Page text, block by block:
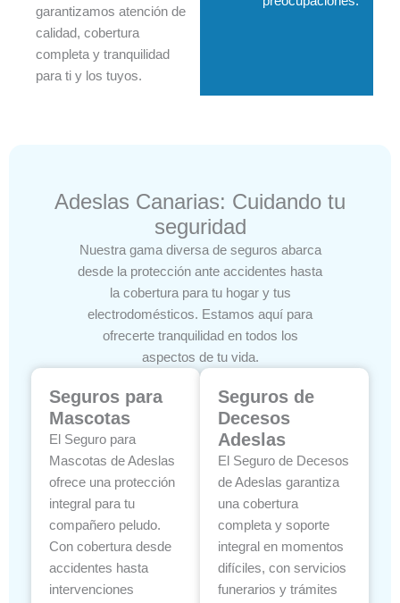
garantizamos atención de
calidad, cobertura
completa y tranquilidad
para ti y los tuyos.
Adeslas Canarias: Cuidando tu
seguridad
Nuestra gama diversa de seguros abarca
desde la protección ante accidentes hasta
la cobertura para tu hogar y tus
electrodomésticos. Estamos aquí para
ofrecerte tranquilidad en todos los
aspectos de tu vida.
Seguros para
Mascotas
El Seguro para
Mascotas de Adeslas
ofrece una protección
integral para tu
compañero peludo.
Con cobertura desde
accidentes hasta
intervenciones
Seguros de
Decesos
Adeslas
El Seguro de Decesos
de Adeslas garantiza
una cobertura
completa y soporte
integral en momentos
difíciles, con servicios
funerarios y trámites